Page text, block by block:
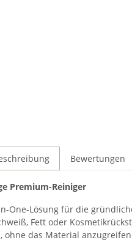
Bewertungen
Premium-Reiniger
One-Lösung für die
Fett oder
ohne das Material